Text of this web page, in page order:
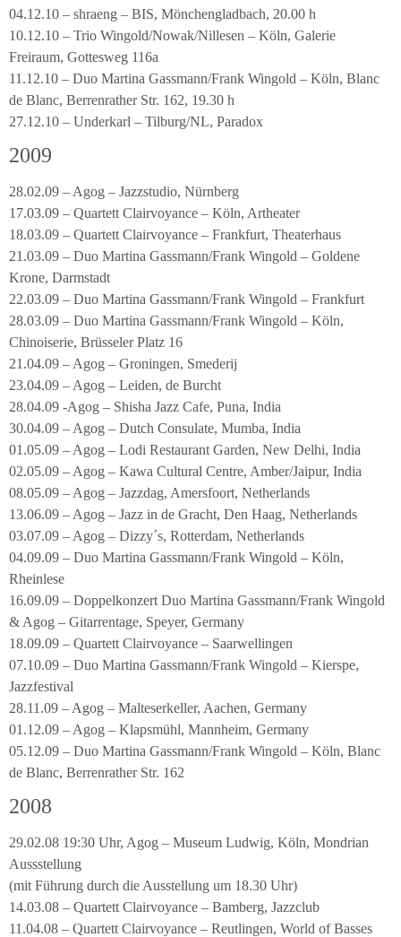
04.12.10 – shraeng – BIS, Mönchengladbach, 20.00 h
10.12.10 – Trio Wingold/Nowak/Nillesen – Köln, Galerie
Freiraum, Gottesweg 116a
11.12.10 – Duo Martina Gassmann/Frank Wingold – Köln, Blanc
de Blanc, Berrenrather Str. 162, 19.30 h
27.12.10 – Underkarl – Tilburg/NL, Paradox
2009
28.02.09 – Agog – Jazzstudio, Nürnberg
17.03.09 – Quartett Clairvoyance – Köln, Artheater
18.03.09 – Quartett Clairvoyance – Frankfurt, Theaterhaus
21.03.09 – Duo Martina Gassmann/Frank Wingold – Goldene
Krone, Darmstadt
22.03.09 – Duo Martina Gassmann/Frank Wingold – Frankfurt
28.03.09 – Duo Martina Gassmann/Frank Wingold – Köln,
Chinoiserie, Brüsseler Platz 16
21.04.09 – Agog – Groningen, Smederij
23.04.09 – Agog – Leiden, de Burcht
28.04.09 -Agog – Shisha Jazz Cafe, Puna, India
30.04.09 – Agog – Dutch Consulate, Mumba, India
01.05.09 – Agog – Lodi Restaurant Garden, New Delhi, India
02.05.09 – Agog – Kawa Cultural Centre, Amber/Jaipur, India
08.05.09 – Agog – Jazzdag, Amersfoort, Netherlands
13.06.09 – Agog – Jazz in de Gracht, Den Haag, Netherlands
03.07.09 – Agog – Dizzy´s, Rotterdam, Netherlands
04.09.09 – Duo Martina Gassmann/Frank Wingold – Köln,
Rheinlese
16.09.09 – Doppelkonzert Duo Martina Gassmann/Frank Wingold
& Agog – Gitarrentage, Speyer, Germany
18.09.09 – Quartett Clairvoyance – Saarwellingen
07.10.09 – Duo Martina Gassmann/Frank Wingold – Kierspe,
Jazzfestival
28.11.09 – Agog – Malteserkeller, Aachen, Germany
01.12.09 – Agog – Klapsmühl, Mannheim, Germany
05.12.09 – Duo Martina Gassmann/Frank Wingold – Köln, Blanc
de Blanc, Berrenrather Str. 162
2008
29.02.08 19:30 Uhr, Agog – Museum Ludwig, Köln, Mondrian
Aussstellung
(mit Führung durch die Ausstellung um 18.30 Uhr)
14.03.08 – Quartett Clairvoyance – Bamberg, Jazzclub
11.04.08 – Quartett Clairvoyance – Reutlingen, World of Basses